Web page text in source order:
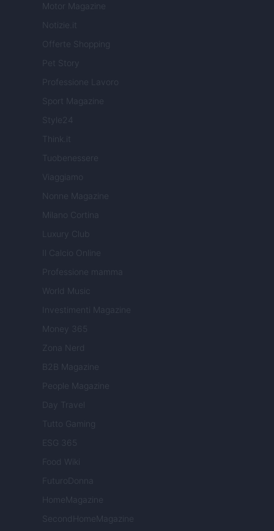
Motor Magazine
Notizie.it
Offerte Shopping
Pet Story
Professione Lavoro
Sport Magazine
Style24
Think.it
Tuobenessere
Viaggiamo
Nonne Magazine
Milano Cortina
Luxury Club
Il Calcio Online
Professione mamma
World Music
Investimenti Magazine
Money 365
Zona Nerd
B2B Magazine
People Magazine
Day Travel
Tutto Gaming
ESG 365
Food Wiki
FuturoDonna
HomeMagazine
SecondHomeMagazine